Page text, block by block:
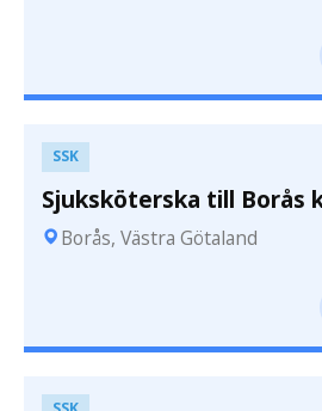
SSK
Sjuksköterska till Borås
Borås, Västra Götaland